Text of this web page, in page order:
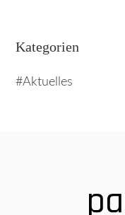
Kategorien
Aktuelles